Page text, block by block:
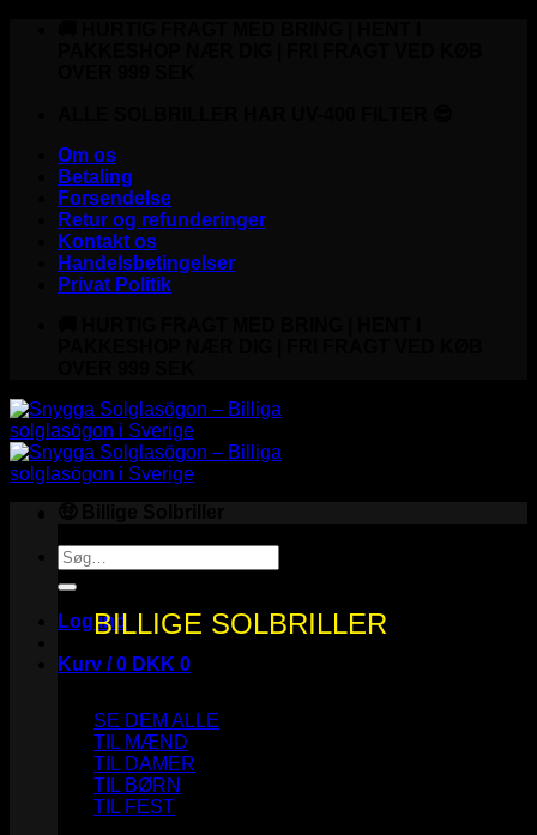
Om os
Betaling
Forsendelse
Retur og refunderinger
Kontakt os
Handelsbetingelser
Privat Politik
Søg
efter:
Log ind
Kurv /0 DKK 0
Ingen varer i kurven.
BILLIGE SOLBRILLER
SE DEM ALLE
TIL MÆND
TIL DAMER
TIL BØRN
TIL FEST